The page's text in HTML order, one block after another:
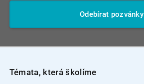
Odebírat pozvánky
Témata, která školíme